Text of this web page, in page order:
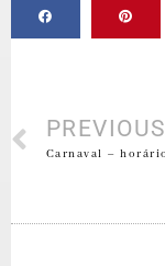
PREVIOUS